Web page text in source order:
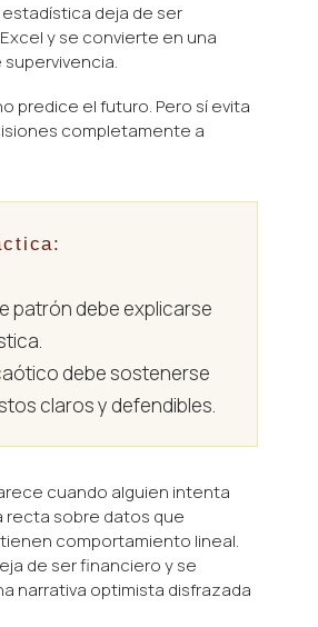
deja de ser
y se convierte en una
predice el futuro. Pero sí evita
completamente a
patrón debe explicarse
debe sostenerse
claros y defendibles.
cuando alguien intenta
recta sobre datos que
comportamiento lineal.
de ser financiero y se
narrativa optimista disfrazada